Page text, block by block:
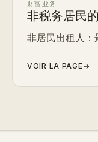
财富业务
非税务居民
非居民出租人：
VOIR LA PAGE→